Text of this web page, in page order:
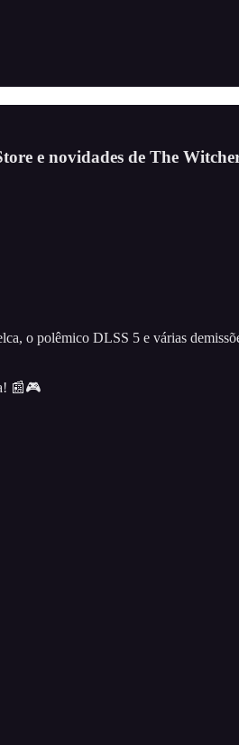
e novidades de The
o polêmico DLSS 5 e várias
📰🎮